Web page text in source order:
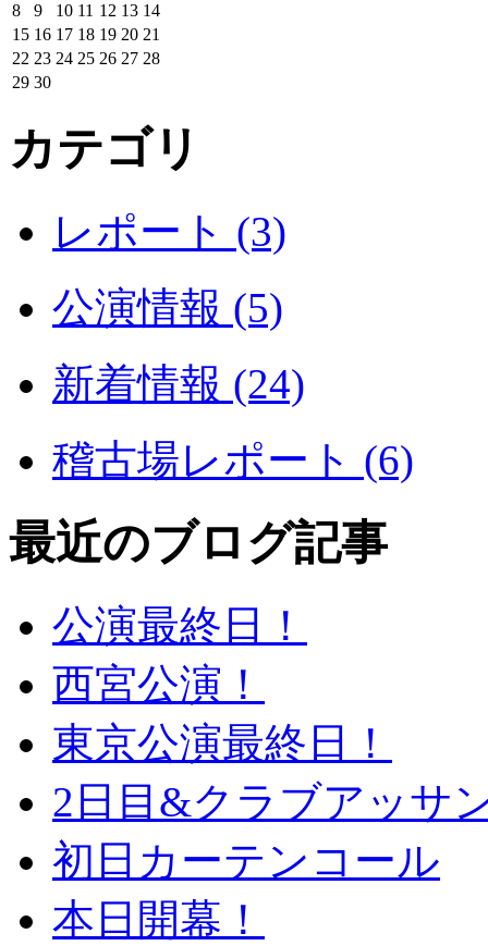
8
9 10 11 12 13 14
15 16 17 18 19 20 21
22 23 24 25 26 27 28
29 30
カテゴリ
レポート (3)
公演情報 (5)
新着情報 (24)
稽古場レポート (6)
最近のブログ記事
公演最終日！
西宮公演！
東京公演最終日！
2日目&クラブアッサ
初日カーテンコール
本日開幕！